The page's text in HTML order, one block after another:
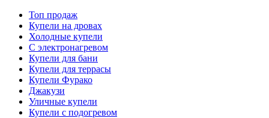
Топ продаж
Купели на дровах
Холодные купели
С электронагревом
Купели для бани
Купели для террасы
Купели Фурако
Джакузи
Уличные купели
Купели с подогревом